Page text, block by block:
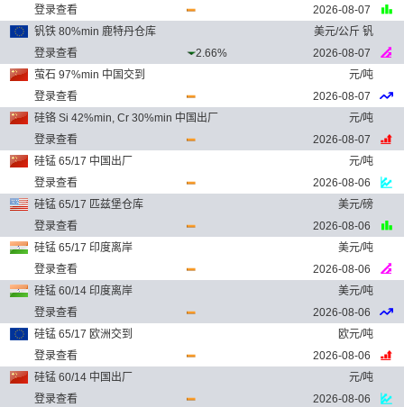
登录查看
2026-08-07
钒铁 80%min 鹿特丹仓库
美元/公斤 钒
登录查看
2.66%
2026-08-07
萤石 97%min 中国交到
元/吨
登录查看
2026-08-07
硅铬 Si 42%min, Cr 30%min 中国出厂
元/吨
登录查看
2026-08-07
硅锰 65/17 中国出厂
元/吨
登录查看
2026-08-06
硅锰 65/17 匹兹堡仓库
美元/磅
登录查看
2026-08-06
硅锰 65/17 印度离岸
美元/吨
登录查看
2026-08-06
硅锰 60/14 印度离岸
美元/吨
登录查看
2026-08-06
硅锰 65/17 欧洲交到
欧元/吨
登录查看
2026-08-06
硅锰 60/14 中国出厂
元/吨
登录查看
2026-08-06